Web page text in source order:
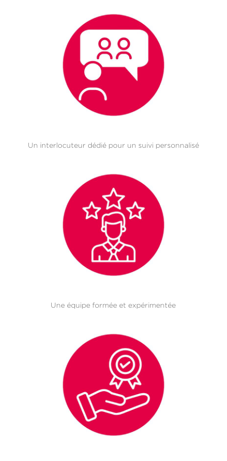
Un interlocuteur dédié pour un suivi personnalisé
Une équipe formée et expérimentée